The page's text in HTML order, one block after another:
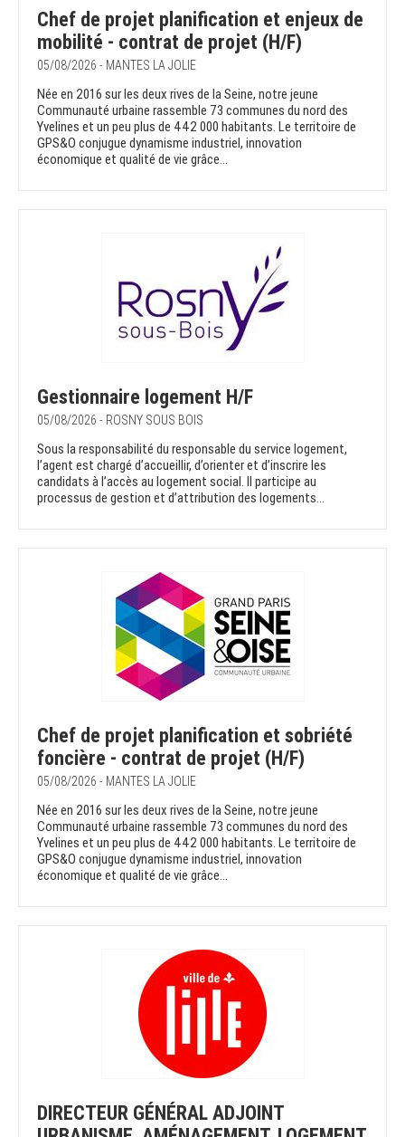
Chef de projet planification et enjeux de
mobilité - contrat de projet (H/F)
05/08/2026 - MANTES LA JOLIE
Née en 2016 sur les deux rives de la Seine, notre jeune
Communauté urbaine rassemble 73 communes du nord des
Yvelines et un peu plus de 442 000 habitants. Le territoire de
GPS&O conjugue dynamisme industriel, innovation
économique et qualité de vie grâce...
Gestionnaire logement H/F
05/08/2026 - ROSNY SOUS BOIS
Sous la responsabilité du responsable du service logement,
l’agent est chargé d’accueillir, d’orienter et d’inscrire les
candidats à l’accès au logement social. Il participe au
processus de gestion et d’attribution des logements...
Chef de projet planification et sobriété
foncière - contrat de projet (H/F)
05/08/2026 - MANTES LA JOLIE
Née en 2016 sur les deux rives de la Seine, notre jeune
Communauté urbaine rassemble 73 communes du nord des
Yvelines et un peu plus de 442 000 habitants. Le territoire de
GPS&O conjugue dynamisme industriel, innovation
économique et qualité de vie grâce...
DIRECTEUR GÉNÉRAL ADJOINT